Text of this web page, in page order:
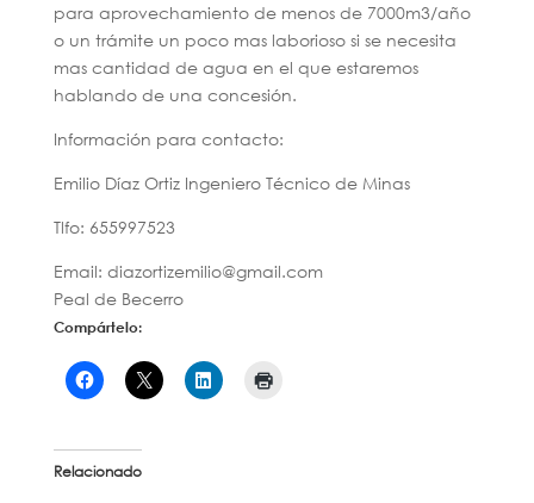
para aprovechamiento de menos de 7000m3/año
o un trámite un poco mas laborioso si se necesita
mas cantidad de agua en el que estaremos
hablando de una concesión.
Información para contacto:
Emilio Díaz Ortiz Ingeniero Técnico de Minas
Tlfo: 655997523
Email: diazortizemilio@gmail.com
Peal de Becerro
Compártelo:
Relacionado